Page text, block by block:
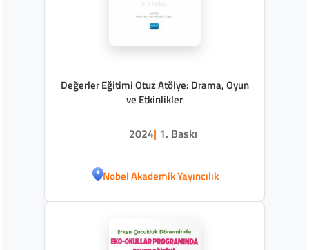
Değerler Eğitimi Otuz Atölye: Drama, Oyun
ve Etkinlikler
2024| 1. Baskı
Nobel Akademik Yayıncılık